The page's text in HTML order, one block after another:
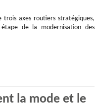
trois axes routiers stratégiques,
de la modernisation des
la mode et le